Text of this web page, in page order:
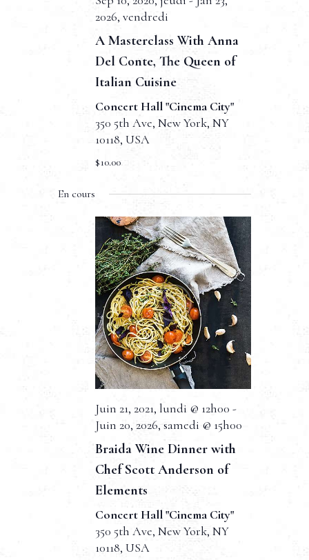
n
a
i
g
i
o
n
d
e
v
u
e
s
É
v
n
u
e
m
e
n
t
2026, vendredi
A Masterclass With Anna
Del Conte, The Queen of
Italian Cuisine
Concert Hall "Cinema City"
350 5th Ave, New York, NY
10118, USA
$10.00
En cours
Juin 21, 2021, lundi @ 12h00 -
Juin 20, 2026, samedi @ 15h00
Braida Wine Dinner with
Chef Scott Anderson of
Elements
Concert Hall "Cinema City"
350 5th Ave, New York, NY
10118, USA